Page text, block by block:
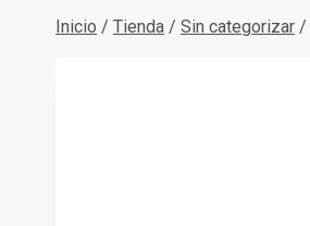
Inicio / Tienda / Sin categorizar /